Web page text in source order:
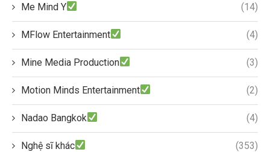
Me Mind Y (14)
MFlow Entertainment (4)
Mine Media Production (3)
Motion Minds Entertainment (2)
Nadao Bangkok (4)
Nghệ sĩ khác (353)